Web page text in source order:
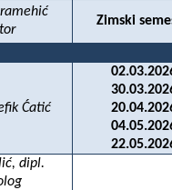
Zimski
Ćatić
dipl.